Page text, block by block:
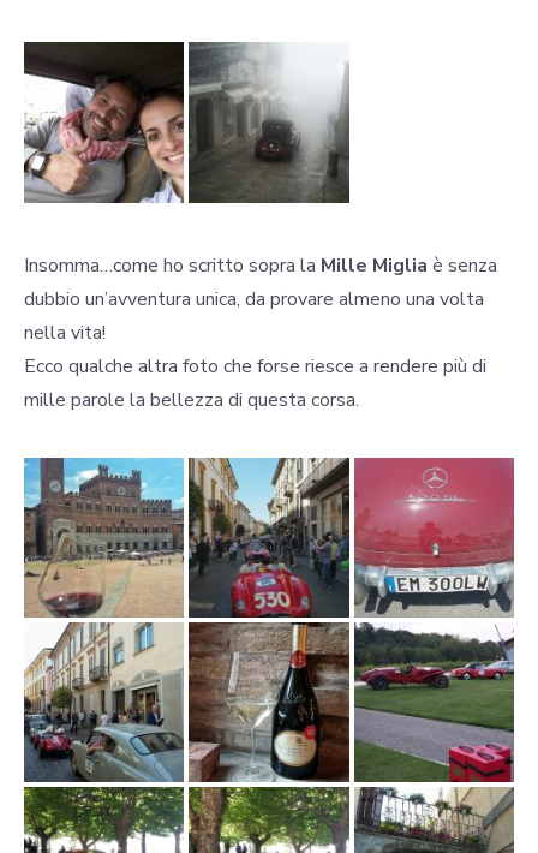
Insomma…come ho scritto sopra la Mille Miglia è senza
dubbio un’avventura unica, da provare almeno una volta
nella vita!
Ecco qualche altra foto che forse riesce a rendere più di
mille parole la bellezza di questa corsa.